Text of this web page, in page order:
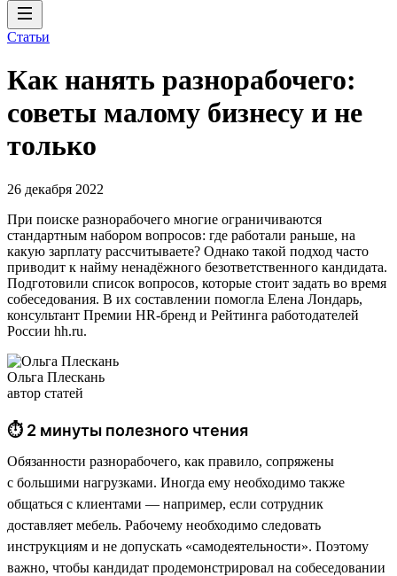
Статьи
Как нанять разнорабочего:
советы малому бизнесу и не
только
26 декабря 2022
При поиске разнорабочего многие ограничиваются
стандартным набором вопросов: где работали раньше, на
какую зарплату рассчитываете? Однако такой подход часто
приводит к найму ненадёжного безответственного кандидата.
Подготовили список вопросов, которые стоит задать во время
собеседования. В их составлении помогла Елена Лондарь,
консультант Премии HR-бренд и Рейтинга работодателей
России hh.ru.
Ольга Плескань
автор статей
⏱ 2 минуты полезного чтения
Обязанности разнорабочего, как правило, сопряжены
с большими нагрузками. Иногда ему необходимо также
общаться с клиентами — например, если сотрудник
доставляет мебель. Рабочему необходимо следовать
инструкциям и не допускать «самодеятельности». Поэтому
важно, чтобы кандидат продемонстрировал на собеседовании